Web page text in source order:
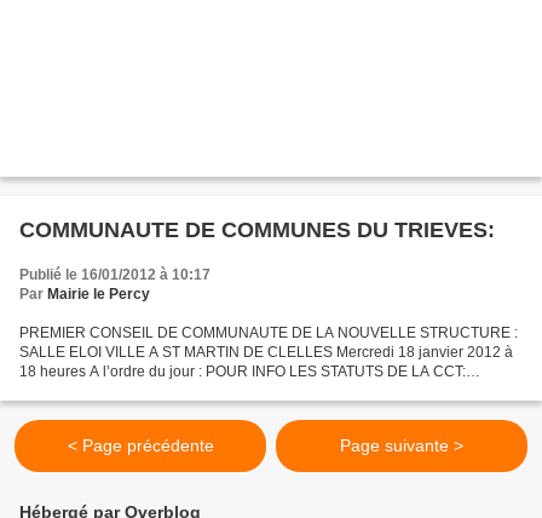
COMMUNAUTE DE COMMUNES DU TRIEVES:
Publié le 16/01/2012 à 10:17
Par Mairie le Percy
PREMIER CONSEIL DE COMMUNAUTE DE LA NOUVELLE STRUCTURE :
SALLE ELOI VILLE A ST MARTIN DE CLELLES Mercredi 18 janvier 2012 à
18 heures A l’ordre du jour : POUR INFO LES STATUTS DE LA CCT:
Délibération...
< Page précédente Page suivante >
Hébergé par Overblog